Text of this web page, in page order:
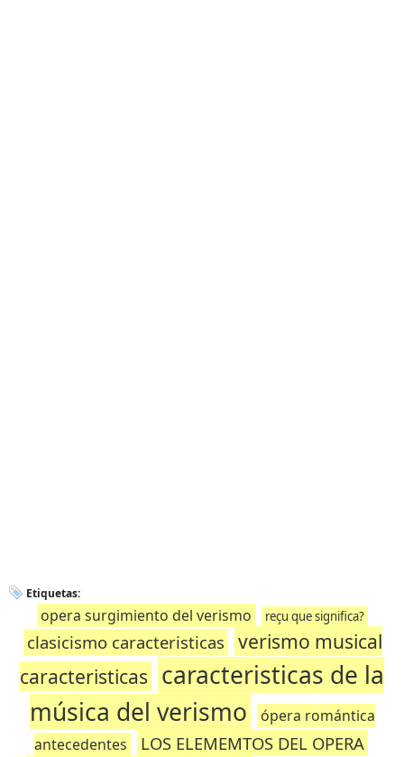
Etiquetas:
opera surgimiento del verismo reçu que significa?
clasicismo caracteristicas
verismo musical
caracteristicas caracteristicas de la
música del verismo
ópera romántica
antecedentes
LOS ELEMEMTOS DEL OPERA